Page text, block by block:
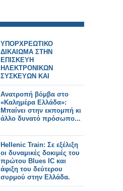
ΥΠΟΡΧΡΕΩΤΙΚΟ
ΔΙΚΑΙΩΜΑ ΣΤΗΝ
ΕΠΙΣΚΕΥΗ
ΗΛΕΚΤΡΟΝΙΚΩΝ
ΣΥΣΚΕΥΩΝ ΚΑΙ
SPARTPHONES ΣΤΗΝ
ΕΛΛΑΔΑ
Ανατροπή βόμβα στο
«Καλημέρα Ελλάδα»:
Μπαίνει στην εκπομπή κι
άλλο δυνατό πρόσωπο...
Hellenic Train: Σε εξέλιξη
οι δυναμικές δοκιμές του
πρώτου Blues IC και
άφιξη του δεύτερου
συρμού στην Ελλάδα.